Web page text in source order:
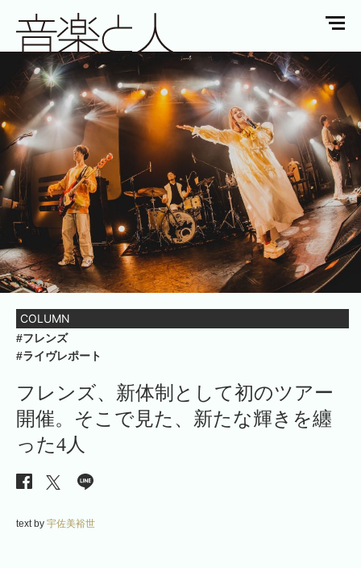
COLUMN
#フレンズ
#ライヴレポート
フレンズ、新体制として初のツアー
開催。そこで見た、新たな輝きを纏
った4人
text by 宇佐美裕世